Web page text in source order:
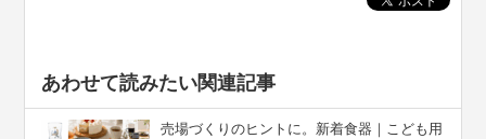
あわせて読みたい関連記事
売場づくりのヒントに。新着食器｜こども用